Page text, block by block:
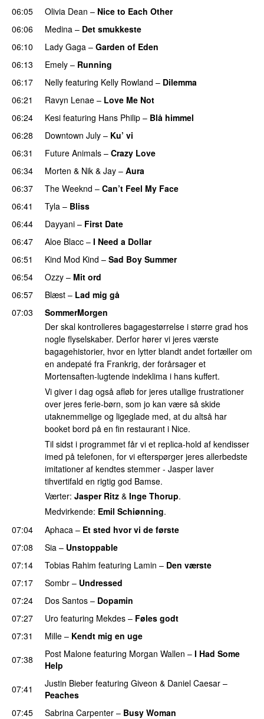
06:05 Olivia Dean – Nice to Each Other
06:06
Medina – Det smukkeste
06:10
Lady Gaga – Garden of Eden
06:13
Emely – Running
06:17 Nelly featuring Kelly Rowland – Dilemma
06:21 Ravyn Lenae – Love Me Not
06:24
Kesi featuring Hans Philip – Blå himmel
06:28
Downtown July – Ku’ vi
06:31 Future Animals – Crazy Love
06:34
Morten & Nik & Jay – Aura
06:37
The Weeknd – Can’t Feel My Face
06:41 Tyla – Bliss
06:44
Dayyani – First Date
06:47
Aloe Blacc – I Need a Dollar
06:51
Kind Mod Kind – Sad Boy Summer
06:54
Ozzy – Mit ord
06:57
Blæst – Lad mig gå
07:03
SommerMorgen
Der skal kontrolleres bagagestørrelse i større grad hos
nogle flyselskaber. Derfor hører vi jeres værste
bagagehistorier, hvor en lytter blandt andet fortæller om
en andepaté fra Frankrig, der forårsager et
Mortensaften-lugtende indeklima i hans kuffert.
Vi giver i dag også afløb for jeres utallige frustrationer
over jeres ferie-børn, som jo kan være så skide
utaknemmelige og ligeglade med, at du altså har
booket bord på en fin restaurant i Nice.
Til sidst i programmet får vi et replica-hold af kendisser
imed på telefonen, for vi efterspørger jeres allerbedste
imitationer af kendtes stemmer - Jasper laver
tihvertifald en rigtig god Bamse.
Værter: Jasper Ritz & Inge Thorup.
Medvirkende: Emil Schiønning.
07:04
Aphaca – Et sted hvor vi de første
07:08
Sia – Unstoppable
07:14
Tobias Rahim featuring Lamin – Den værste
07:17
Sombr – Undressed
07:24 Dos Santos – Dopamin
07:27
Uro featuring Mekdes – Føles godt
07:31
Mille – Kendt mig en uge
07:38
Post Malone featuring Morgan Wallen – I Had Some
Help
07:41 Justin Bieber featuring Giveon & Daniel Caesar –
Peaches
07:45
Sabrina Carpenter – Busy Woman